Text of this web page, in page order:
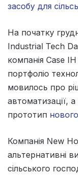
засобу для
На початку
Industrial Tech
компанія Case
портфоліо
мовилось про
автоматизації,
прототип
Компанія New
альтернативні
сільського